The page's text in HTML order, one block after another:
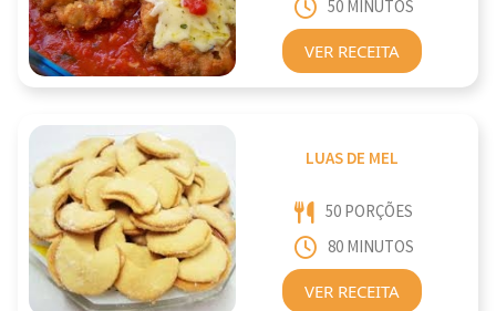
50 MINUTOS
VER RECEITA
LUAS DE MEL
50 PORÇÕES
80 MINUTOS
VER RECEITA